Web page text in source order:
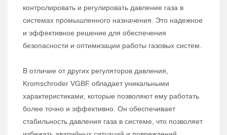
контролировать и регулировать давление газа в
системах промышленного назначения. Это надежное
и эффективное решение для обеспечения
безопасности и оптимизации работы газовых систем.
В отличие от других регуляторов давления,
Kromschroder VGBF обладает уникальными
характеристиками, которые позволяют ему работать
более точно и эффективно. Он обеспечивает
стабильность давления газа в системе, что позволяет